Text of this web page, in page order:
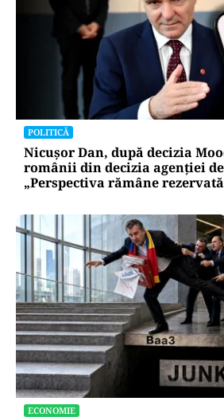
POLITICĂ
Nicușor Dan, după decizia
românii din decizia agenției
„Perspectiva rămâne
ECONOMIE